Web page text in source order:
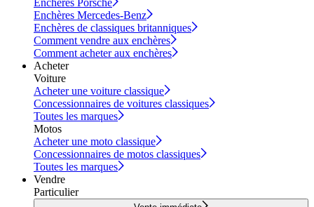
Enchères Porsche
Enchères Mercedes-Benz
Enchères de classiques britanniques
Comment vendre aux enchères
Comment acheter aux enchères
Acheter
Voiture
Acheter une voiture classique
Concessionnaires de voitures classiques
Toutes les marques
Motos
Acheter une moto classique
Concessionnaires de motos classiques
Toutes les marques
Vendre
Particulier